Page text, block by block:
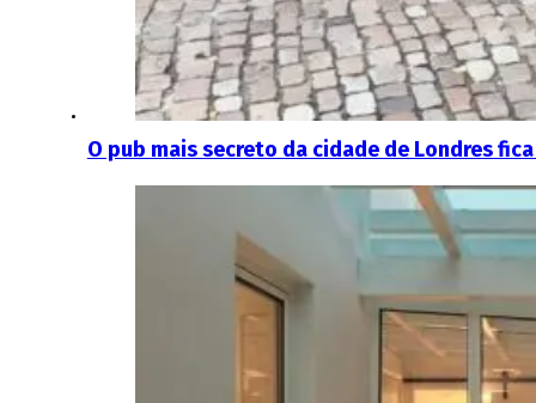
O pub mais secreto da cidade de Londres